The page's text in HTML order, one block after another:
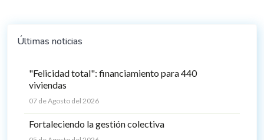
Últimas noticias
"Felicidad total": financiamiento para 440
viviendas
07 de Agosto del 2026
Fortaleciendo la gestión colectiva